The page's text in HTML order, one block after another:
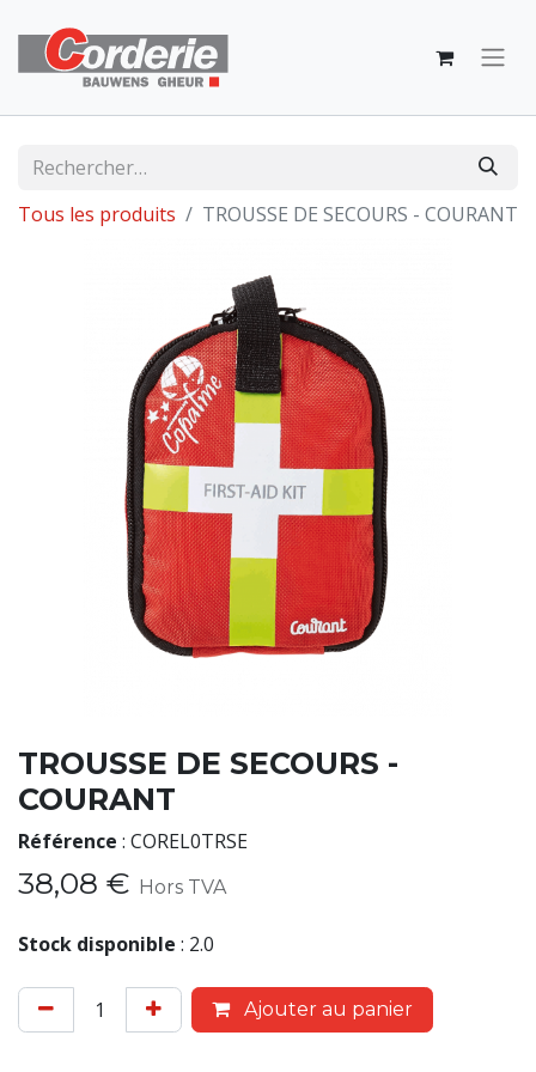
Tous les produits TROUSSE DE SECOURS - COURANT
TROUSSE DE SECOURS -
COURANT
Référence : COREL0TRSE
38,08 € Hors TVA
Stock disponible : 2.0
Ajouter au panier